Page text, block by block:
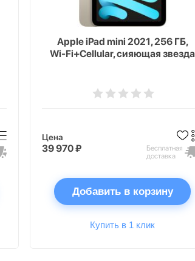
Apple iPad mini 2021, 256 ГБ,
Wi-Fi+Cellular, сияющая звезда
Цена
39 970 ₽
Бесплатная
доставка
Добавить в корзину
Купить в 1 клик